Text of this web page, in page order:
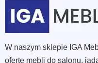
W naszym sklepie IGA
ofertę mebli do salonu,